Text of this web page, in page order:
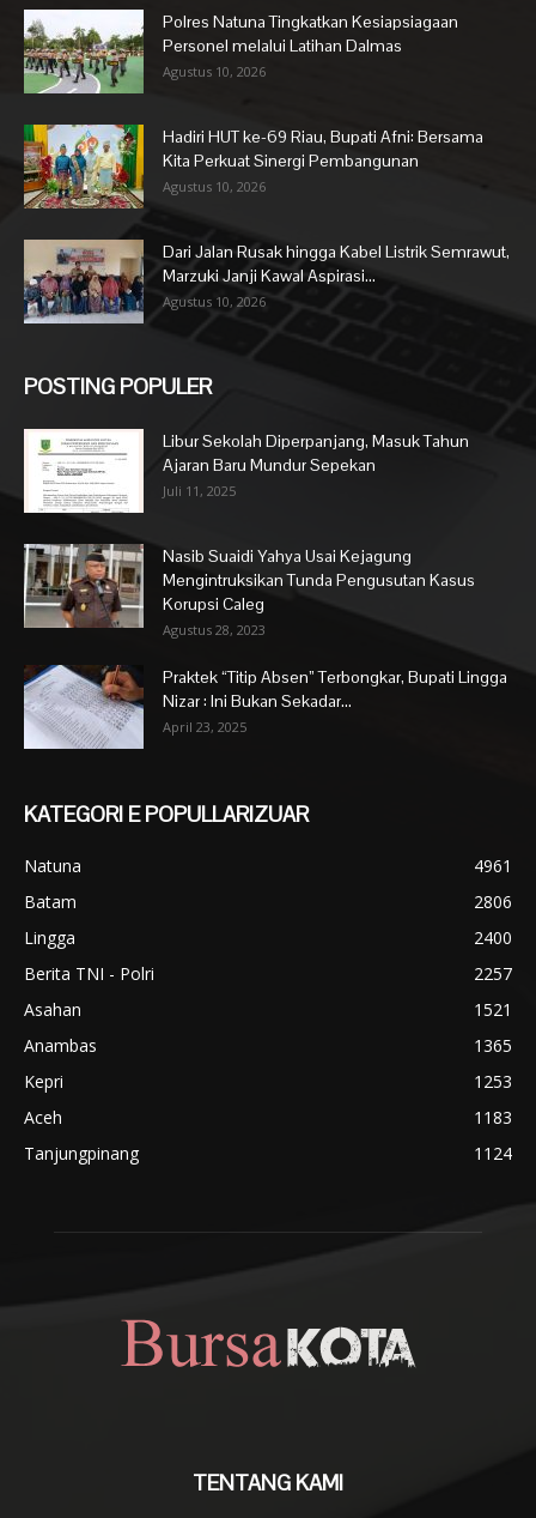
Polres Natuna Tingkatkan Kesiapsiagaan
Personel melalui Latihan Dalmas
Agustus 10, 2026
Hadiri HUT ke-69 Riau, Bupati Afni: Bersama
Kita Perkuat Sinergi Pembangunan
Agustus 10, 2026
Dari Jalan Rusak hingga Kabel Listrik Semrawut,
Marzuki Janji Kawal Aspirasi...
Agustus 10, 2026
POSTING POPULER
Libur Sekolah Diperpanjang, Masuk Tahun
Ajaran Baru Mundur Sepekan
Juli 11, 2025
Nasib Suaidi Yahya Usai Kejagung
Mengintruksikan Tunda Pengusutan Kasus
Korupsi Caleg
Agustus 28, 2023
Praktek “Titip Absen” Terbongkar, Bupati Lingga
Nizar : Ini Bukan Sekadar...
April 23, 2025
KATEGORI E POPULLARIZUAR
Natuna
4961
Batam
2806
Lingga
2400
Berita TNI - Polri
2257
Asahan
1521
Anambas
1365
Kepri
1253
Aceh
1183
Tanjungpinang
1124
TENTANG KAMI